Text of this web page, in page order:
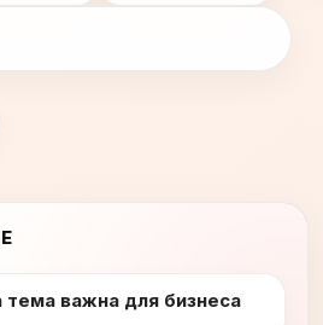
тема важна для бизнеса